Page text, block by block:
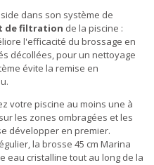
dans son système de
de filtration de la piscine :
l'efficacité du brossage en
décollées, pour un nettoyage
évite la remise en
votre piscine au moins une à
les zones ombragées et les
développer en premier.
la brosse 45 cm Marina
eau cristalline tout au long de la